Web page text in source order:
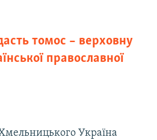
томос – верховну
православної
Україна